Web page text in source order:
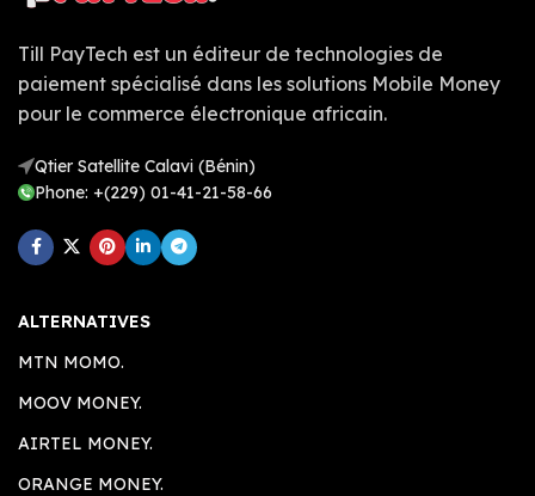
Till PayTech est un éditeur de technologies de
paiement spécialisé dans les solutions Mobile Money
pour le commerce électronique africain.
Qtier Satellite Calavi (Bénin)
Phone: +(229) 01-41-21-58-66
ALTERNATIVES
MTN MOMO.
MOOV MONEY.
AIRTEL MONEY.
ORANGE MONEY.